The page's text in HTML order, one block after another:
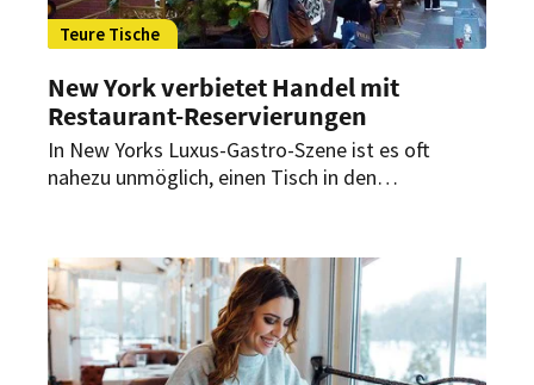
Teure Tische
New York verbietet Handel mit
Restaurant-Reservierungen
In New Yorks Luxus-Gastro-Szene ist es oft
nahezu unmöglich, einen Tisch in den
Reservierungen. Ein neues Gesetz soll jetzt
Schluss damit machen. Es gibt Befürworter und
Kritiker.